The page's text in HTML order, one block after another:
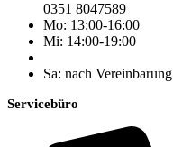
0351 8047589
Mo: 13:00-16:00
Mi: 14:00-19:00
Sa: nach Vereinbarung
Servicebüro